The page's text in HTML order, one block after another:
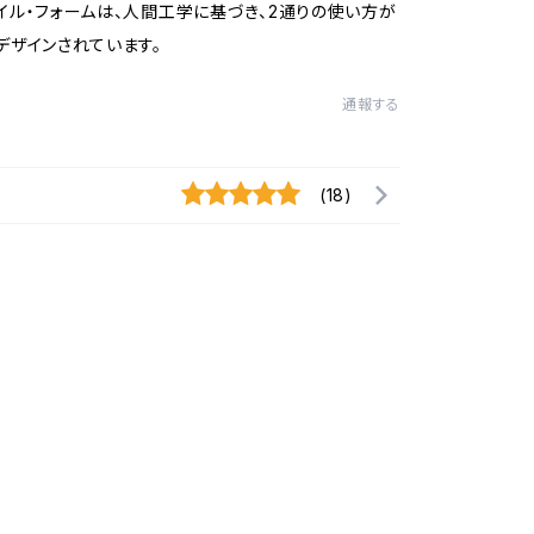
ル・フォームは、人間工学に基づき、2通りの使い方が
ザインされています。
通報する
(18)